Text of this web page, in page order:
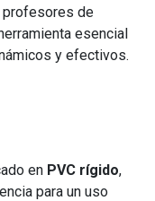
profesores de
esencial
y efectivos.
en PVC rígido,
para un uso